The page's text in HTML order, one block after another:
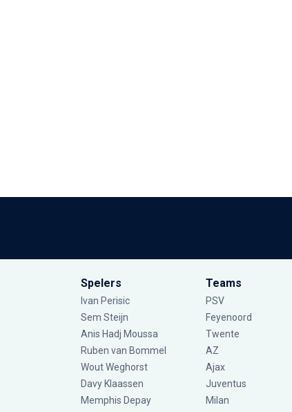
Spelers
Ivan Perisic
Sem Steijn
Anis Hadj Moussa
Ruben van Bommel
Wout Weghorst
Davy Klaassen
Memphis Depay
Teams
PSV
Feyenoord
Twente
AZ
Ajax
Juventus
Milan